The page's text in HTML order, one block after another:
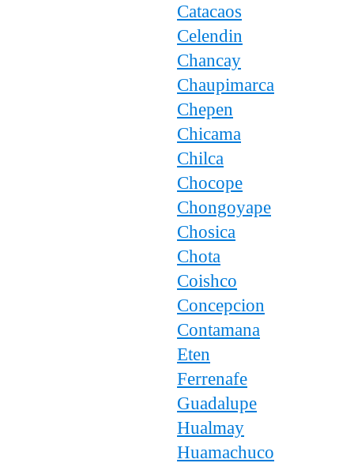
Catacaos
Celendin
Chancay
Chaupimarca
Chepen
Chicama
Chilca
Chocope
Chongoyape
Chosica
Chota
Coishco
Concepcion
Contamana
Eten
Ferrenafe
Guadalupe
Hualmay
Huamachuco